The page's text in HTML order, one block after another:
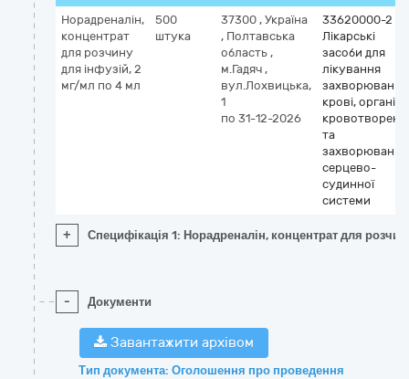
Норадреналін,
концентрат
для розчину
для інфузій, 2
мг/мл по 4 мл
500
штука
37300 , Україна
, Полтавська
область ,
м.Гадяч ,
вул.Лохвицька,
1
по 31-12-2026
33620000-2
Лікарські
засоби для
лікування
захворювань
крові, органів
та
захворювань
серцево-
судинної
системи
+ Специфікація 1: Норадреналін, концентрат для
- Документи
Завантажити архівом
Тип документа: Оголошення про проведення